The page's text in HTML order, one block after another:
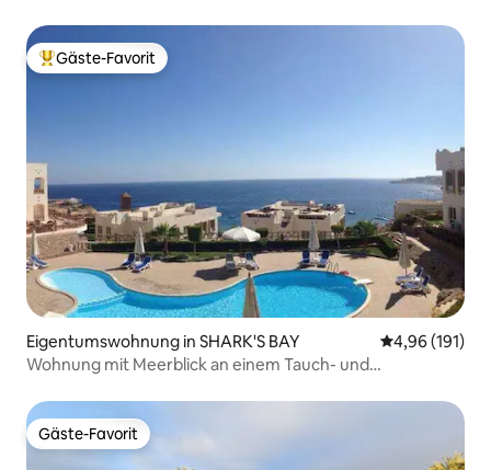
Beliebter Gäste-Favorit.
Gäste-Favorit
Eigentumswohnung in SHARK'S BAY
4,96 (191)
Wohnung mit Meerblick an einem Tauch- und
Gäste-Favorit
Gäste-Favorit